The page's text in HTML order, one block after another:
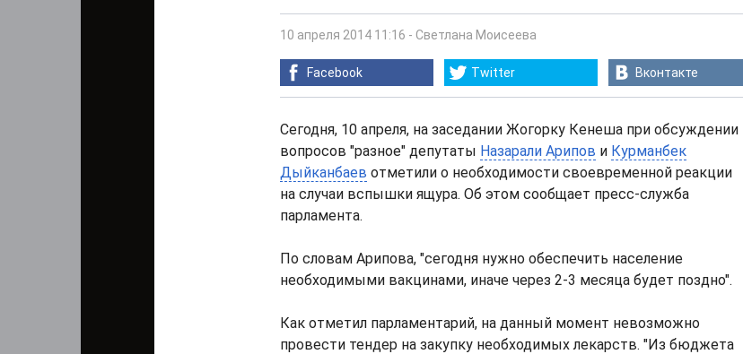
10 апреля 2014 11:16 - Светлана Моисеева
Facebook Twitter Вконтакте
Сегодня, 10 апреля, на заседании Жогорку Кенеша при обсуждении
вопросов "разное" депутаты Назарали Арипов и Курманбек
Дыйканбаев отметили о необходимости своевременной реакции
на случаи вспышки ящура. Об этом сообщает пресс-служба
парламента.
По словам Арипова, "сегодня нужно обеспечить население
необходимыми вакцинами, иначе через 2-3 месяца будет поздно".
Как отметил парламентарий, на данный момент невозможно
провести тендер на закупку необходимых лекарств. "Из бюджета